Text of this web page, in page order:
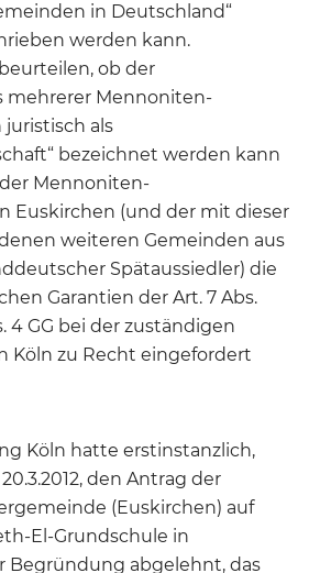
in Deutschland“
werden kann.
ob der
mehrerer Mennoniten-
als
bezeichnet werden kann
Mennoniten-
Euskirchen (und der mit dieser
weiteren Gemeinden aus
Spätaussiedler) die
Garantien der Art. 7 Abs.
4 GG bei der zuständigen
Köln zu Recht eingefordert
Köln hatte erstinstanzlich,
den Antrag der
(Euskirchen) auf
El-Grundschule in
Begründung abgelehnt, das